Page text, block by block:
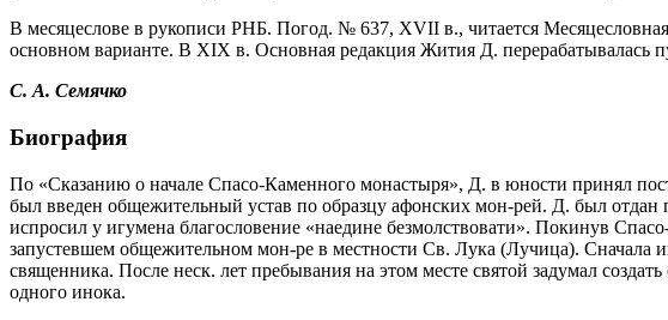
В месяцеслове в рукописи РНБ. Погод. № 637, XVII в., читается
основном варианте. В XIX в. Основная редакция Жития Д. перерабатывалась
С. А. Семячко
Биография
По «Сказанию о начале Спасо-Каменного монастыря», Д. в юности принял
был введен общежительный устав по образцу афонских мон-рей. Д. был отдан
испросил у игумена благословение «наедине безмолствовати». Покинув
запустевшем общежительном мон-ре в местности Св. Лука (Лучица). Сначала
священника. После неск. лет пребывания на этом месте святой задумал
одного инока.